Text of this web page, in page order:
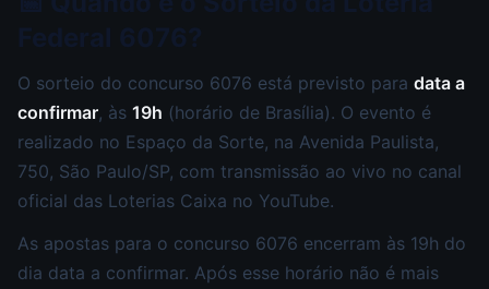
O sorteio do concurso 6076 está previsto para data a
confirmar, às 19h (horário de Brasília). O evento é
realizado no Espaço da Sorte, na Avenida Paulista,
750, São Paulo/SP, com transmissão ao vivo no canal
oficial das Loterias Caixa no YouTube.
As apostas para o concurso 6076 encerram às 19h do
dia data a confirmar. Após esse horário não é mais